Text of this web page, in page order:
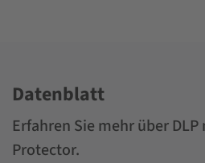
Datenblatt
Erfahren Sie mehr über
Protector.